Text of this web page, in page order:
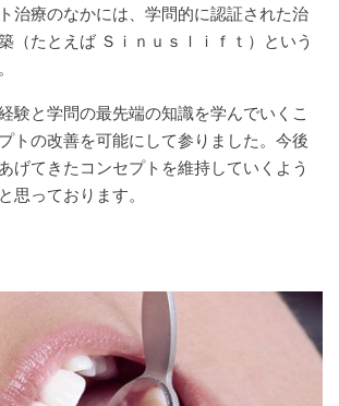
治療のなかには、学問的に認証された治
（たとえば Ｓｉｎｕｓｌｉｆｔ）という
験と学問の最先端の知識を学んでいくこ
トの改善を可能にして参りました。今後
げてきたコンセプトを維持していくよう
思っております。